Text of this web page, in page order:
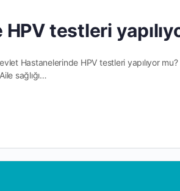
testleri
Hastanelerinde HPV testleri yapılıyor
sağlığı…